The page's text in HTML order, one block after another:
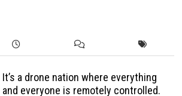
It’s a drone nation where everything
and everyone is remotely controlled.